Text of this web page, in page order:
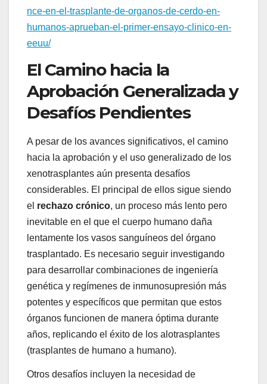
nce-en-el-trasplante-de-organos-de-cerdo-en-
humanos-aprueban-el-primer-ensayo-clinico-en-
eeuu/
El Camino hacia la
Aprobación Generalizada y
Desafíos Pendientes
A pesar de los avances significativos, el camino
hacia la aprobación y el uso generalizado de los
xenotrasplantes aún presenta desafíos
considerables. El principal de ellos sigue siendo
el rechazo crónico, un proceso más lento pero
inevitable en el que el cuerpo humano daña
lentamente los vasos sanguíneos del órgano
trasplantado. Es necesario seguir investigando
para desarrollar combinaciones de ingeniería
genética y regímenes de inmunosupresión más
potentes y específicos que permitan que estos
órganos funcionen de manera óptima durante
años, replicando el éxito de los alotrasplantes
(trasplantes de humano a humano).
Otros desafíos incluyen la necesidad de